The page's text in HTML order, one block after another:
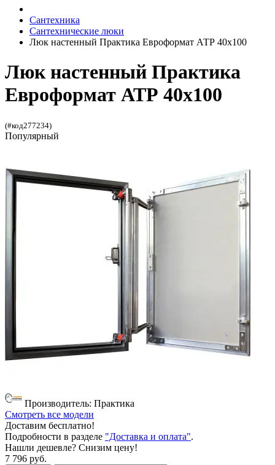
Сантехника
Сантехнические люки
Люк настенный Практика Евроформат АТР 40x100
Люк настенный Практика
Евроформат АТР 40x100
(#код277234)
Популярный
Производитель: Практика
Смотреть все модели
Доставим бесплатно!
Подробности в разделе "Доставка и оплата".
Нашли дешевле? Снизим цену!
7 796 руб.